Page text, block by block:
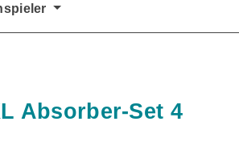
Absorber-Set 4